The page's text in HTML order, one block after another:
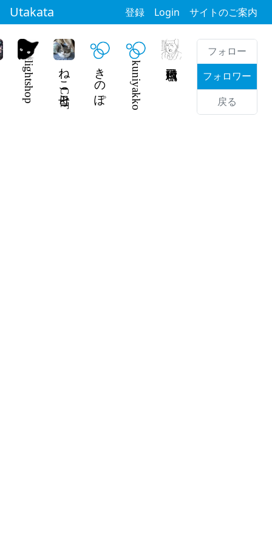
Utakata 登録 Login サイトのご案内
フォロー
フォロワー
戻る
kuniyakko
きのぽ
ねこ母CAT
lightshop